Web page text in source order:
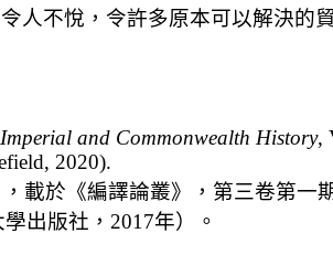
人不悅，令許多原本可以解決的
and Commonwealth History,
2020).
載於《編譯論叢》，第三卷第一
出版社，2017年）。